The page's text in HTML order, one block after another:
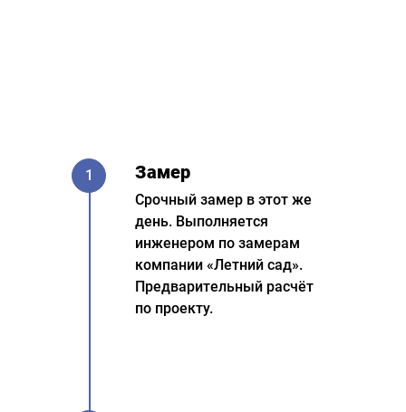
1 Замер
Срочный замер в этот же
день. Выполняется
инженером по замерам
компании «Летний сад».
Предварительный расчёт
по проекту.